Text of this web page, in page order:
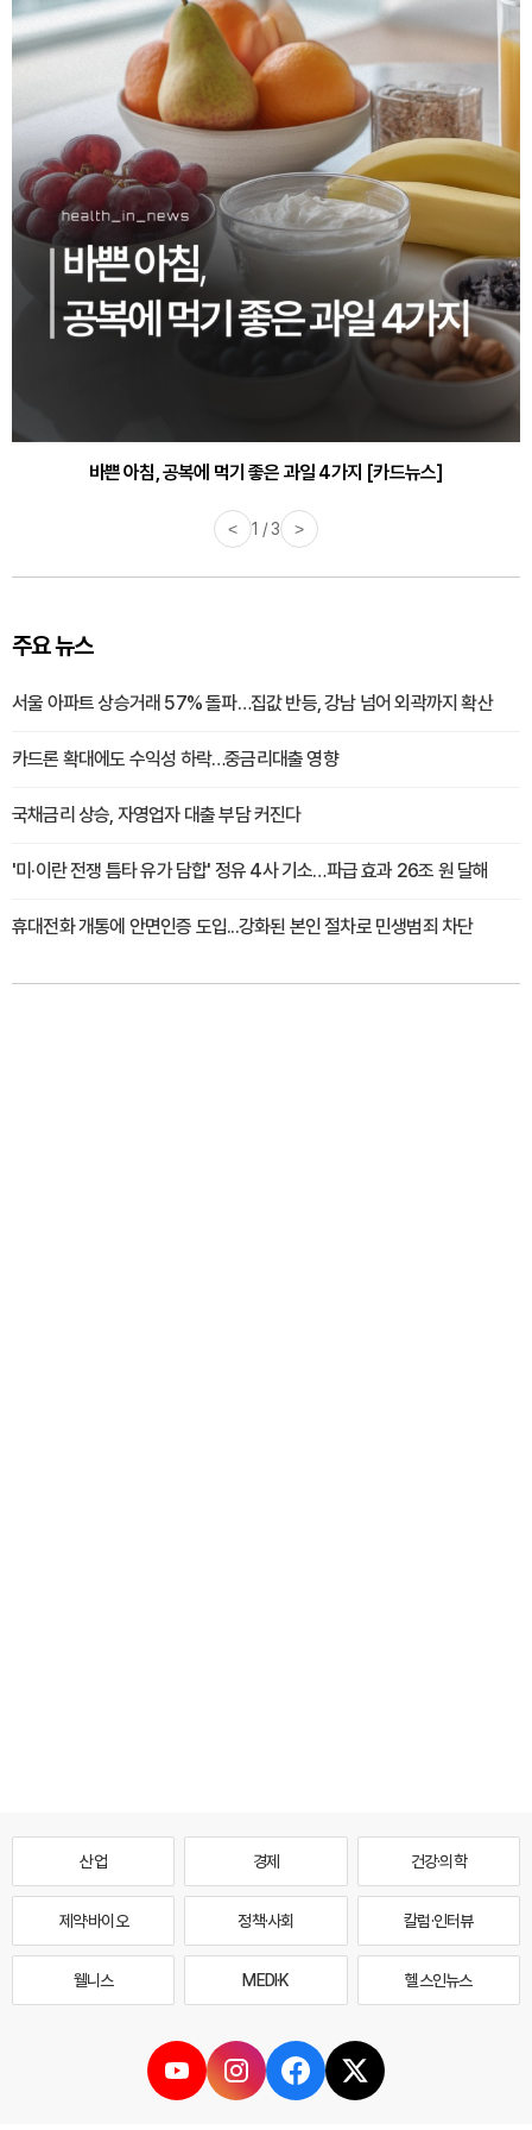
바쁜 아침, 공복에 먹기 좋은 과일 4가지 [카드뉴스]
< 1 / 3 >
주요 뉴스
서울 아파트 상승거래 57% 돌파…집값 반등, 강남 넘어 외곽까지 확산
카드론 확대에도 수익성 하락…중금리대출 영향
국채금리 상승, 자영업자 대출 부담 커진다
'미·이란 전쟁 틈타 유가 담합' 정유 4사 기소…파급 효과 26조 원 달해
휴대전화 개통에 안면인증 도입...강화된 본인 절차로 민생범죄 차단
산업 경제 건강·의학
제약·바이오 정책·사회 칼럼·인터뷰
웰니스 MEDI·K 헬스인뉴스